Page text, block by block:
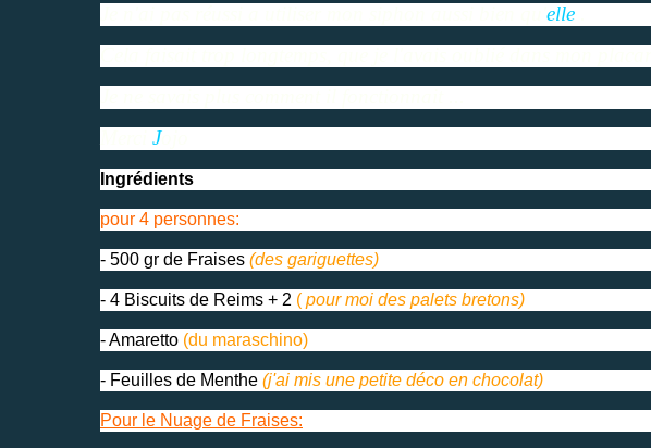
elle
Jojo
Ingrédients
pour 4 personnes:
- 500 gr de Fraises (des gariguettes)
- 4 Biscuits de Reims + 2 ( pour moi des palets bretons)
- Amaretto (du maraschino)
- Feuilles de Menthe (j'ai mis une petite déco en chocolat)
Pour le Nuage de Fraises: